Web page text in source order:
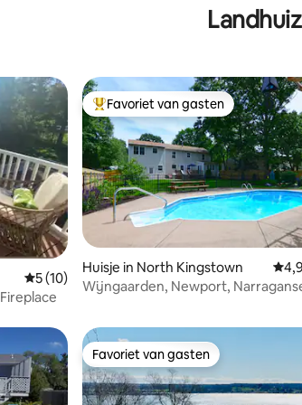
Gemiddelde beoordeling van 5 op 5, 10
5 (10)
Peaceful Forest Camp -Pool & Fireplace
Topfavoriet van gasten
Favoriet van gasten
Huisje in North Kingstown
Wijngaarden, Newport,
Favoriet van gasten
Favoriet van gasten